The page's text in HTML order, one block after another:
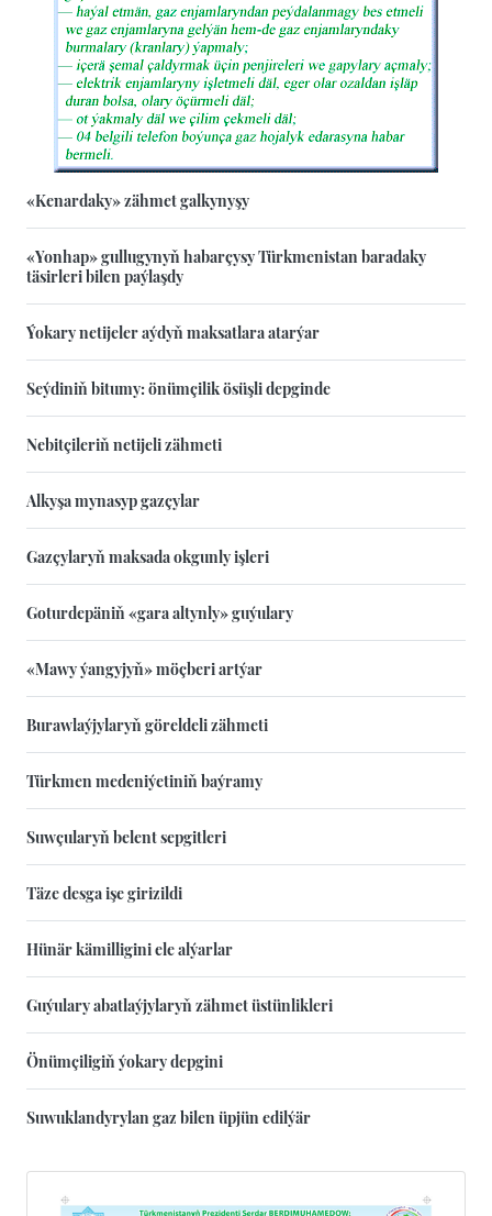
«Kenardaky» zähmet galkynyşy
«Yonhap» gullugynyň habarçysy Türkmenistan baradaky
täsirleri bilen paýlaşdy
Ýokary netijeler aýdyň maksatlara atarýar
Seýdiniň bitumy: önümçilik ösüşli depginde
Nebitçileriň netijeli zähmeti
Alkyşa mynasyp gazçylar
Gazçylaryň maksada okgunly işleri
Goturdepäniň «gara altynly» guýulary
«Mawy ýangyjyň» möçberi artýar
Burawlaýjylaryň göreldeli zähmeti
Türkmen medeniýetiniň baýramy
Suwçularyň belent sepgitleri
Täze desga işe girizildi
Hünär kämilligini ele alýarlar
Guýulary abatlaýjylaryň zähmet üstünlikleri
Önümçiligiň ýokary depgini
Suwuklandyrylan gaz bilen üpjün edilýär